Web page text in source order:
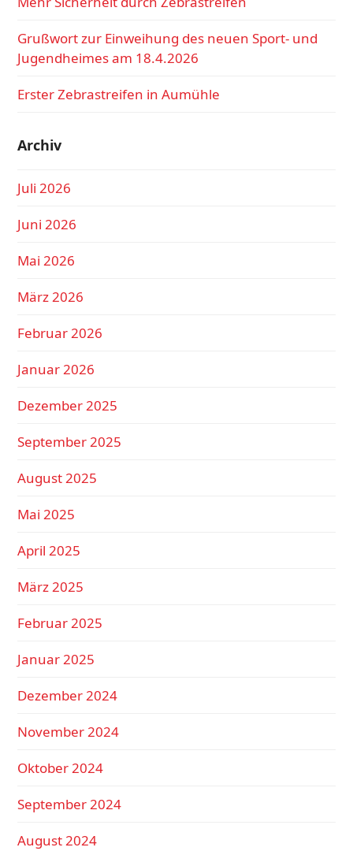
Grußwort zur Einweihung des neuen Sport- und
Jugendheimes am 18.4.2026
Erster Zebrastreifen in Aumühle
Archiv
Juli 2026
Juni 2026
Mai 2026
März 2026
Februar 2026
Januar 2026
Dezember 2025
September 2025
August 2025
Mai 2025
April 2025
März 2025
Februar 2025
Januar 2025
Dezember 2024
November 2024
Oktober 2024
September 2024
August 2024